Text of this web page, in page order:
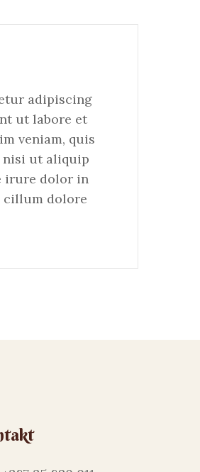
adipiscing
ut labore et
veniam, quis
ut aliquip
irure dolor in
cillum dolore